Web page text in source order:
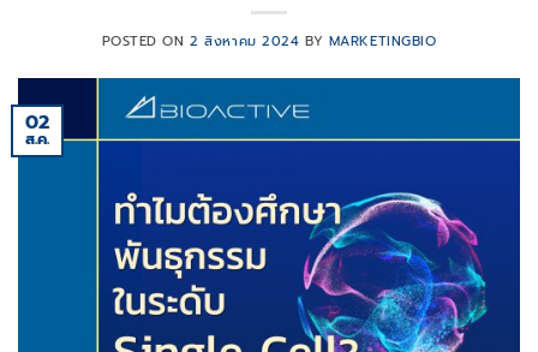
POSTED ON2 สิงหาคม 2024 BY MARKETINGBIO
02
ส.ค.